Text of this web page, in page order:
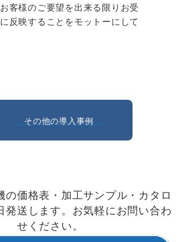
客様のご要望を出来る限りお受
反映することをモットーにして
その他の導入事例
の価格表・加工サンプル・カタロ
発送します。お気軽にお問い合わ
せください。